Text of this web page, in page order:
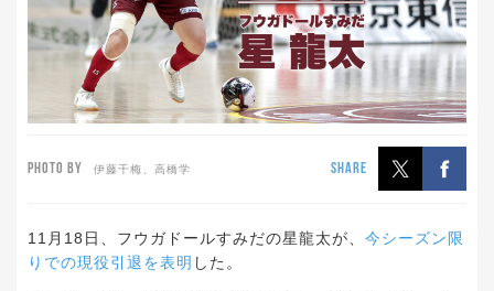
PHOTO BY 伊藤千梅、高橋学 SHARE
11月18日、フウガドールすみだの星龍太が、 今シーズン限
りでの現役引退を表明 した。